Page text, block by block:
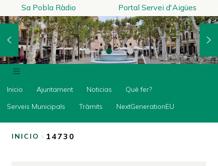
Sa Pobla Ràdio Portal Servei d'Aigües
Inicio
Ajuntament
Noticias
Què
Inicio Ajuntament Noticias
Què fer?
Serveis Municipals
Tràmits NextGenerationEU
INICIO 14730